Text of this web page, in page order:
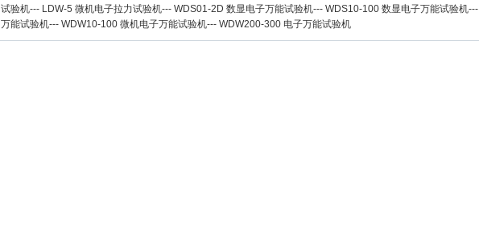
试验机--- LDW-5 微机电子拉力试验机--- WDS01-2D 数显电子万能试验机--- WDS10-100 数显电子万能试验机---
万能试验机--- WDW10-100 微机电子万能试验机--- WDW200-300 电子万能试验机